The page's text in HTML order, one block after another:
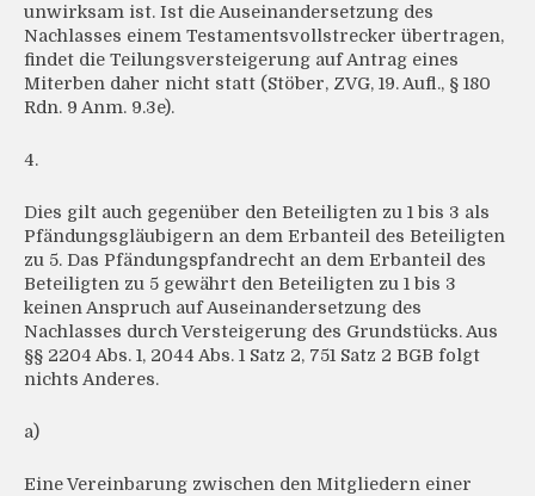
unwirksam ist. Ist die Auseinandersetzung des
Nachlasses einem Testamentsvollstrecker übertragen,
findet die Teilungsversteigerung auf Antrag eines
Miterben daher nicht statt (Stöber, ZVG, 19. Aufl., § 180
Rdn. 9 Anm. 9.3e).
4.
Dies gilt auch gegenüber den Beteiligten zu 1 bis 3 als
Pfändungsgläubigern an dem Erbanteil des Beteiligten
zu 5. Das Pfändungspfandrecht an dem Erbanteil des
Beteiligten zu 5 gewährt den Beteiligten zu 1 bis 3
keinen Anspruch auf Auseinandersetzung des
Nachlasses durch Versteigerung des Grundstücks. Aus
§§ 2204 Abs. 1, 2044 Abs. 1 Satz 2, 751 Satz 2 BGB folgt
nichts Anderes.
a)
Eine Vereinbarung zwischen den Mitgliedern einer